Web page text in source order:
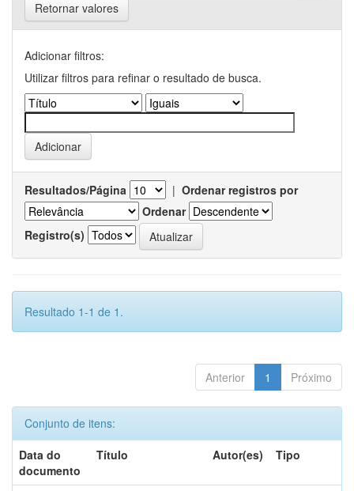
Retornar valores
Adicionar filtros:
Utilizar filtros para refinar o resultado de busca.
Resultados/Página | Ordenar registros por
Ordenar
Registro(s)
Resultado 1-1 de 1.
Anterior 1 Próximo
Conjunto de itens:
Data do
documento
Título Autor(es) Tipo